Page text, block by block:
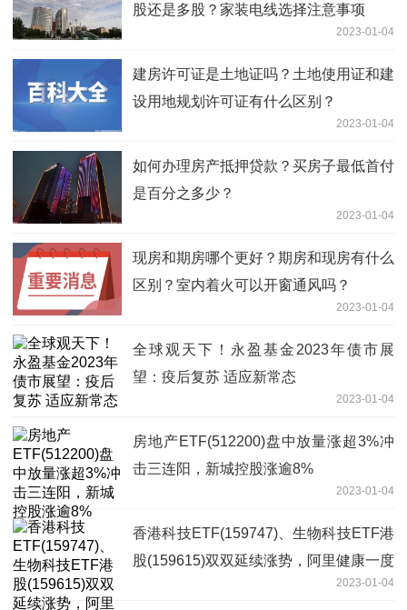
股还是多股？家装电线选择注意事项
2023-01-04
建房许可证是土地证吗？土地使用证和建
设用地规划许可证有什么区别？
2023-01-04
如何办理房产抵押贷款？买房子最低首付
是百分之多少？
2023-01-04
现房和期房哪个更好？期房和现房有什么
区别？室内着火可以开窗通风吗？
2023-01-04
全球观天下！永盈基金2023年债市展
望：疫后复苏 适应新常态
2023-01-04
房地产ETF(512200)盘中放量涨超3%冲
击三连阳，新城控股涨逾8%
2023-01-04
香港科技ETF(159747)、生物科技ETF港
股(159615)双双延续涨势，阿里健康一度
2023-01-04